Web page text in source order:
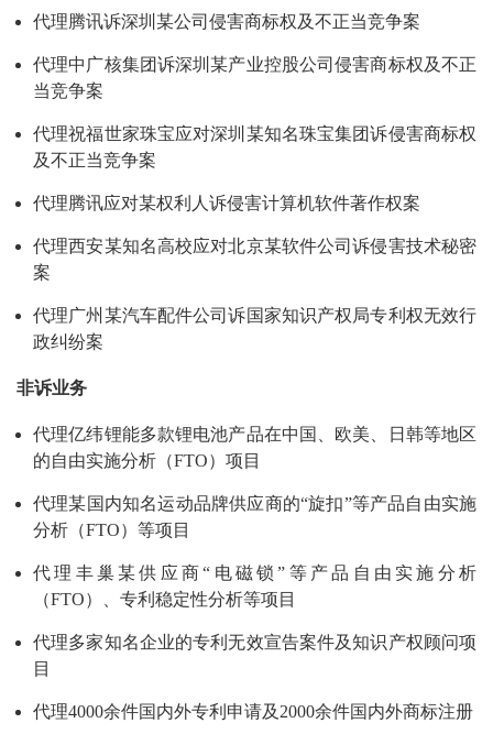
代理腾讯诉深圳某公司侵害商标权及不正当竞争案
代理中广核集团诉深圳某产业控股公司侵害商标权及不正
当竞争案
代理祝福世家珠宝应对深圳某知名珠宝集团诉侵害商标权
及不正当竞争案
代理腾讯应对某权利人诉侵害计算机软件著作权案
代理西安某知名高校应对北京某软件公司诉侵害技术秘密
案
代理广州某汽车配件公司诉国家知识产权局专利权无效行
政纠纷案
非诉业务
代理亿纬锂能多款锂电池产品在中国、欧美、日韩等地区
的自由实施分析（FTO）项目
代理某国内知名运动品牌供应商的“旋扣”等产品自由实施
分析（FTO）等项目
代理丰巢某供应商“电磁锁”等产品自由实施分析
（FTO）、专利稳定性分析等项目
代理多家知名企业的专利无效宣告案件及知识产权顾问项
目
代理4000余件国内外专利申请及2000余件国内外商标注册